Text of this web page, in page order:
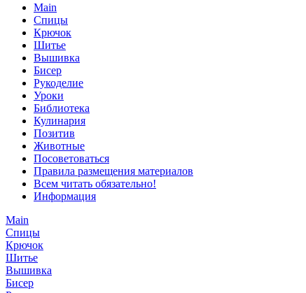
Main
Спицы
Крючок
Шитье
Вышивка
Бисер
Рукоделие
Уроки
Библиотека
Кулинария
Позитив
Животные
Посоветоваться
Правила размещения материалов
Всем читать обязательно!
Информация
Main
Спицы
Крючок
Шитье
Вышивка
Бисер